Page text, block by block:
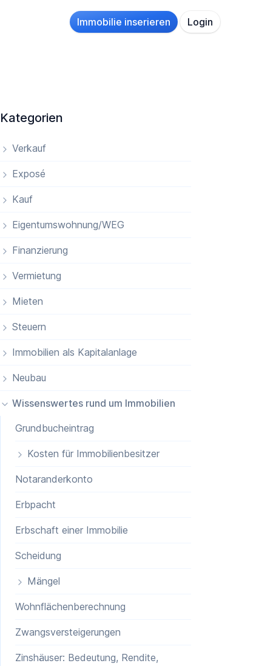
Immobilie inserieren Login
Kategorien
Verkauf
Exposé
Kauf
Eigentumswohnung/WEG
Finanzierung
Vermietung
Mieten
Steuern
Immobilien als Kapitalanlage
Neubau
Wissenswertes rund um Immobilien
Grundbucheintrag
Kosten für Immobilienbesitzer
Notaranderkonto
Erbpacht
Erbschaft einer Immobilie
Scheidung
Mängel
Wohnflächenberechnung
Zwangsversteigerungen
Zinshäuser: Bedeutung, Rendite,